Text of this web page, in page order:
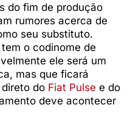
do fim de produção
rumores acerca de
seu substituto.
o codinome de
ele será um
mas que ficará
do Fiat Pulse e do
deve acontecer